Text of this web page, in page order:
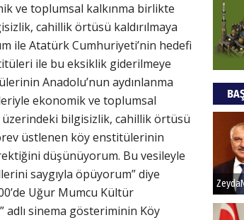
ve toplumsal kalkınma birlikte
cahillik örtüsü kaldırılmaya
ile Atatürk Cumhuriyeti’nin hedefi
ile bu eksiklik giderilmeye
Anadolu’nun aydınlanma
ekonomik ve toplumsal
bilgisizlik, cahillik örtüsü
üstlenen köy enstitülerinin
düşünüyorum. Bu vesileyle
saygıyla öpüyorum” diye
Uğur Mumcu Kültür
adlı sinema gösteriminin Köy
Bu